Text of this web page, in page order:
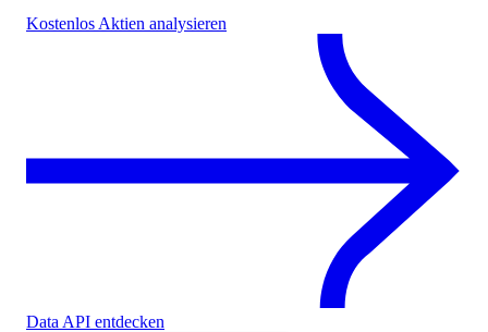
Kostenlos Aktien analysieren
Data API entdecken